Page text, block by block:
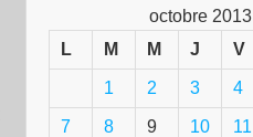
octobre 2013
L
M M J V
1 2 3 4
7 8 9 10 11